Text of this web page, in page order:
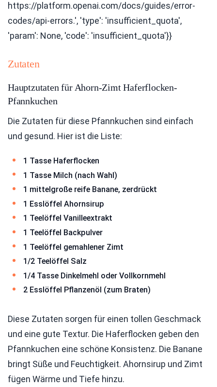
https://platform.openai.com/docs/guides/error-
codes/api-errors.', 'type': 'insufficient_quota',
'param': None, 'code': 'insufficient_quota'}}
Zutaten
Hauptzutaten für Ahorn-Zimt Haferflocken-
Pfannkuchen
Die Zutaten für diese Pfannkuchen sind einfach
und gesund. Hier ist die Liste:
1 Tasse Haferflocken
1 Tasse Milch (nach Wahl)
1 mittelgroße reife Banane, zerdrückt
1 Esslöffel Ahornsirup
1 Teelöffel Vanilleextrakt
1 Teelöffel Backpulver
1 Teelöffel gemahlener Zimt
1/2 Teelöffel Salz
1/4 Tasse Dinkelmehl oder Vollkornmehl
2 Esslöffel Pflanzenöl (zum Braten)
Diese Zutaten sorgen für einen tollen Geschmack
und eine gute Textur. Die Haferflocken geben den
Pfannkuchen eine schöne Konsistenz. Die Banane
bringt Süße und Feuchtigkeit. Ahornsirup und Zimt
fügen Wärme und Tiefe hinzu.